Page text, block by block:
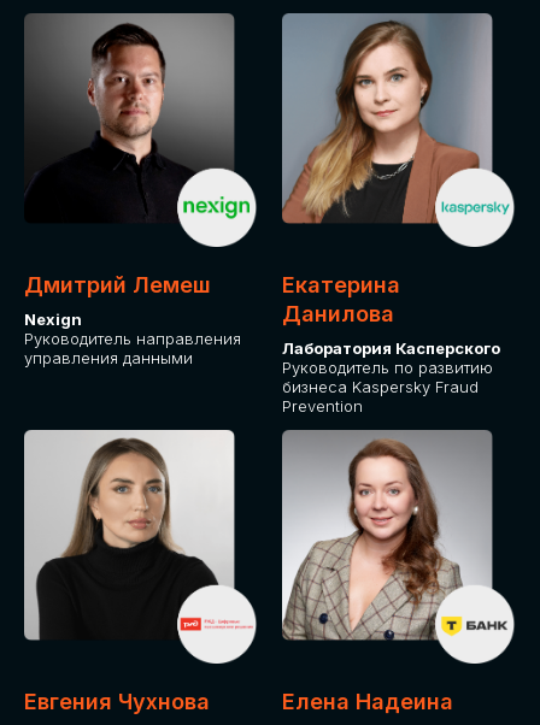
Дмитрий Лемеш
Nexign
Руководитель направления
управления данными
Екатерина
Данилова
Лаборатория Касперского
Руководитель по развитию
бизнеса Kaspersky Fraud
Prevention
Евгения Чухнова Елена Надеина
ДЛЯ ОПЛАТЫ БИЛЕТОВ
ОТ ФИЗИЧЕСКОГО ЛИЦА
Оплата через сервис Timepad
ПРИОБРЕСТИ БИЛЕТ